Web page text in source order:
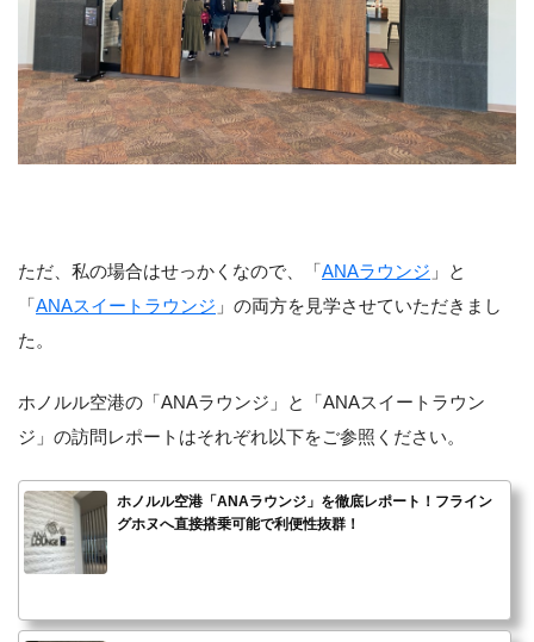
ただ、私の場合はせっかくなので、「ANAラウンジ 」と
「ANAスイートラウンジ 」の両方を見学させていただきまし
た。
ホノルル空港の「ANAラウンジ」と「ANAスイートラウン
ジ」の訪問レポートはそれぞれ以下をご参照ください。
ホノルル空港「ANAラウンジ」を徹底レポート！フライン
グホヌへ直接搭乗可能で利便性抜群！